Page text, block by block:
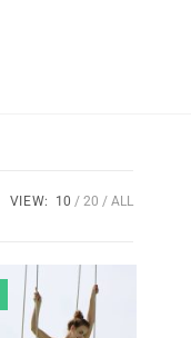
VIEW: 10 20 ALL